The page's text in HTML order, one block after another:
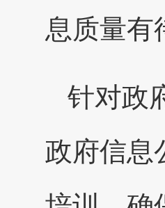
息质量有
针对政
政府信息